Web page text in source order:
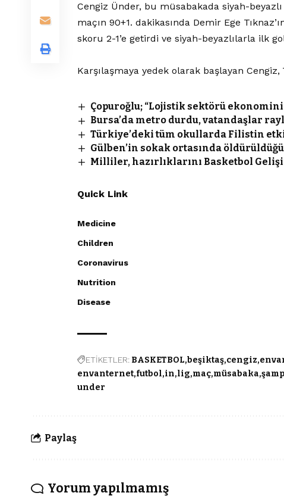
Cengiz Ünder, bu müsabakada siyah-
maçın 90+1. dakikasında Demir Ege
skoru 2-1’e getirdi ve siyah-beyazlılarla ilk
Karşılaşmaya yedek olarak başlayan
Çopuroğlu; “Lojistik sektörü
Bursa’da metro durdu, vatandaşlar
Türkiye’deki tüm okullarda Filistin
Gülben’in sokak ortasında
Milliler, hazırlıklarını Basketbol
Quick Link
Medicine
Children
Coronavirus
Nutrition
Disease
ETİKETLER: BASKETBOL beşiktaş cengiz
envanternet futbol in lig maç müsabaka
under
Paylaş
Yorum yapılmamış